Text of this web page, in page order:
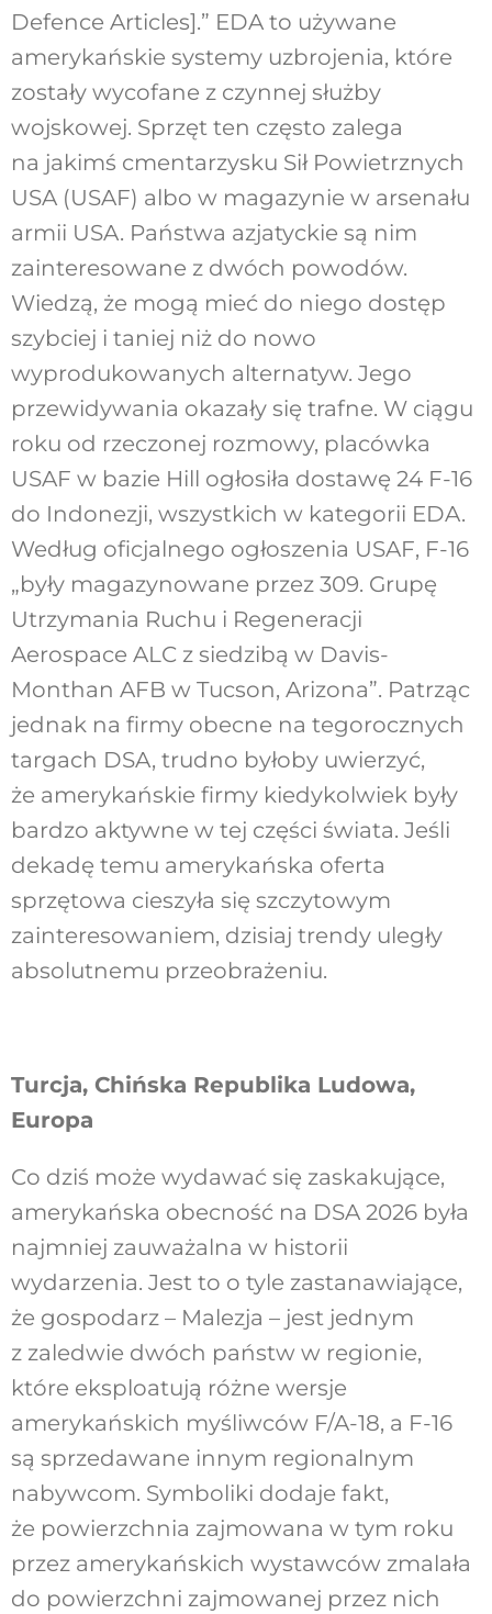
Defence Articles].” EDA to używane
amerykańskie systemy uzbrojenia, które
zostały wycofane z czynnej służby
wojskowej. Sprzęt ten często zalega
na jakimś cmentarzysku Sił Powietrznych
USA (USAF) albo w magazynie w arsenału
armii USA. Państwa azjatyckie są nim
zainteresowane z dwóch powodów.
Wiedzą, że mogą mieć do niego dostęp
szybciej i taniej niż do nowo
wyprodukowanych alternatyw. Jego
przewidywania okazały się trafne. W ciągu
roku od rzeczonej rozmowy, placówka
USAF w bazie Hill ogłosiła dostawę 24 F-16
do Indonezji, wszystkich w kategorii EDA.
Według oficjalnego ogłoszenia USAF, F-16
„były magazynowane przez 309. Grupę
Utrzymania Ruchu i Regeneracji
Aerospace ALC z siedzibą w Davis-
Monthan AFB w Tucson, Arizona”. Patrząc
jednak na firmy obecne na tegorocznych
targach DSA, trudno byłoby uwierzyć,
że amerykańskie firmy kiedykolwiek były
bardzo aktywne w tej części świata. Jeśli
dekadę temu amerykańska oferta
sprzętowa cieszyła się szczytowym
zainteresowaniem, dzisiaj trendy uległy
absolutnemu przeobrażeniu.
Turcja, Chińska Republika Ludowa,
Europa
Co dziś może wydawać się zaskakujące,
amerykańska obecność na DSA 2026 była
najmniej zauważalna w historii
wydarzenia. Jest to o tyle zastanawiające,
że gospodarz – Malezja – jest jednym
z zaledwie dwóch państw w regionie,
które eksploatują różne wersje
amerykańskich myśliwców F/A-18, a F-16
są sprzedawane innym regionalnym
nabywcom. Symboliki dodaje fakt,
że powierzchnia zajmowana w tym roku
przez amerykańskich wystawców zmalała
do powierzchni zajmowanej przez nich